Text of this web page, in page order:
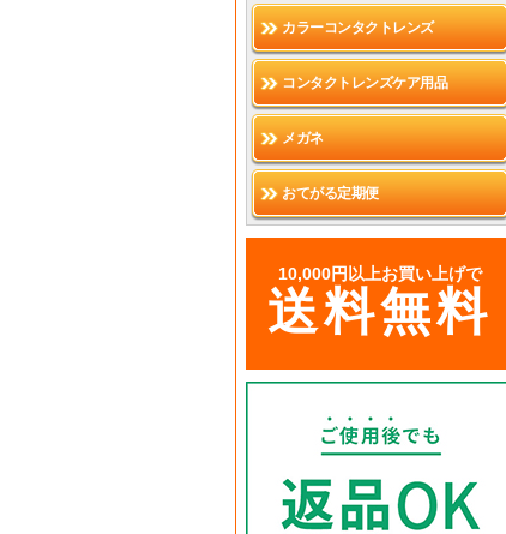
カラーコンタクトレンズ
コンタクトレンズケア用品
メガネ
おてがる定期便
10,000円以上お買い上げで
送料無料